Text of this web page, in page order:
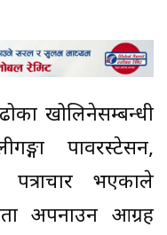
खोलिनेसम्बन्धी
पावरस्टेसन,
पत्राचार भएकाले
अपनाउन आग्रह